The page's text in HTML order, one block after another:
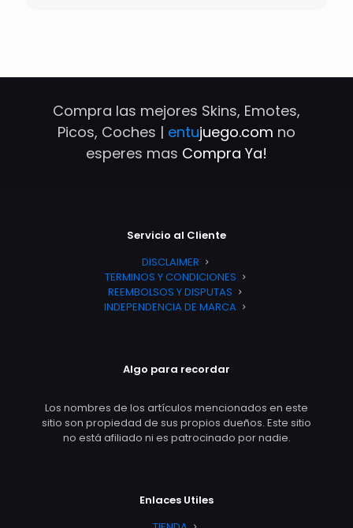
Compra las mejores Skins, Emotes,
Picos, Coches | entujuego.com no
esperes mas Compra Ya!
Servicio al Cliente
DISCLAIMER
TERMINOS Y CONDICIONES
REEMBOLSOS Y DISPUTAS
INDEPENDENCIA DE MARCA
Algo para recordar
Los nombres de los artículos mencionados en este
sitio son propiedad de sus propios dueños. Este sitio
no está afiliado ni es patrocinado por nadie.
Enlaces Utiles